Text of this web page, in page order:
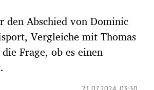
den Abschied von Dominic
Vergleiche mit Thomas
Frage, ob es einen